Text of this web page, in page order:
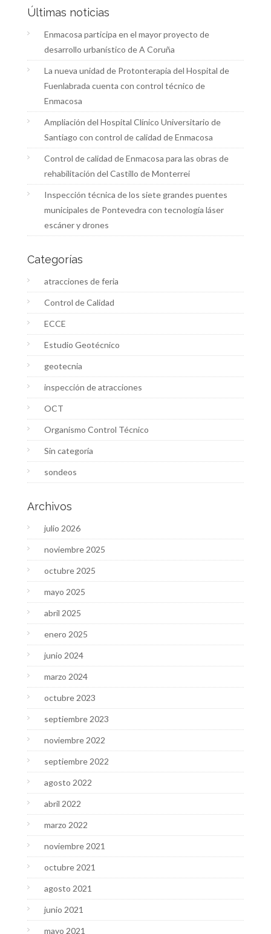
Últimas noticias
Enmacosa participa en el mayor proyecto de
desarrollo urbanístico de A Coruña
La nueva unidad de Protonterapia del Hospital de
Fuenlabrada cuenta con control técnico de
Enmacosa
Ampliación del Hospital Clínico Universitario de
Santiago con control de calidad de Enmacosa
Control de calidad de Enmacosa para las obras de
rehabilitación del Castillo de Monterrei
Inspección técnica de los siete grandes puentes
municipales de Pontevedra con tecnología láser
escáner y drones
Categorías
atracciones de feria
Control de Calidad
ECCE
Estudio Geotécnico
geotecnia
inspección de atracciones
OCT
Organismo Control Técnico
Sin categoría
sondeos
Archivos
julio 2026
noviembre 2025
octubre 2025
mayo 2025
abril 2025
enero 2025
junio 2024
marzo 2024
octubre 2023
septiembre 2023
noviembre 2022
septiembre 2022
agosto 2022
abril 2022
marzo 2022
noviembre 2021
octubre 2021
agosto 2021
junio 2021
mayo 2021